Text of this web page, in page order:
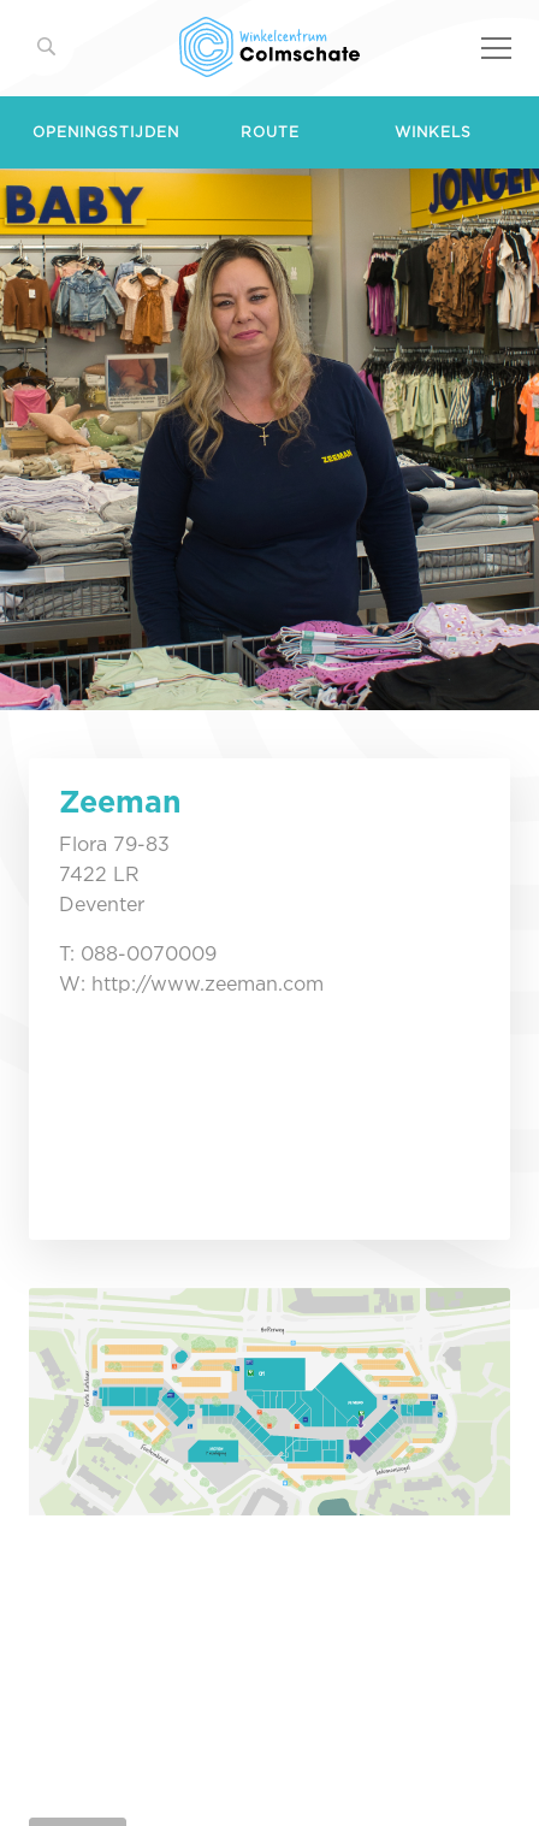
OPENINGSTIJDEN ROUTE WINKELS
Zeeman
Flora 79-83
7422 LR
Deventer
T: 088-0070009
W: http://www.zeeman.com